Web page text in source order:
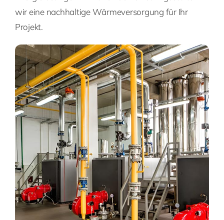
wir eine nachhaltige Wärmeversorgung für Ihr
Projekt.